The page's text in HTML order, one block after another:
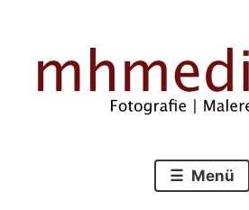
springen
mhmedia.de
Menü